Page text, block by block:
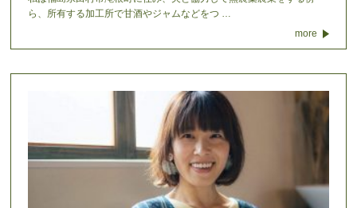
ら、所有する加工所で甘酒やジャムなどをつ …
more